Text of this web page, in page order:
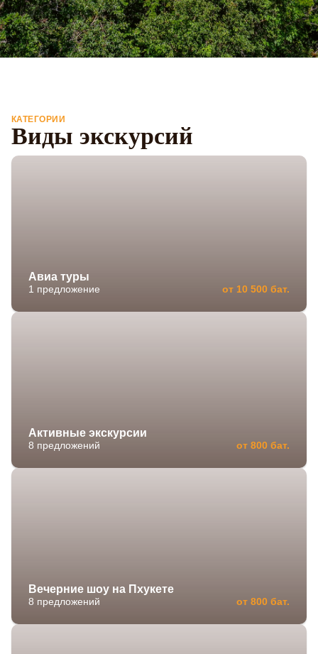
КАТЕГОРИИ
Виды экскурсий
Авиа туры
1 предложение от 10 500 бат.
Активные экскурсии
8 предложений от 800 бат.
Вечерние шоу на Пхукете
8 предложений от 800 бат.